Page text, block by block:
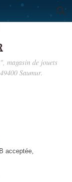
magasin de jouets
Saumur.
acceptée,